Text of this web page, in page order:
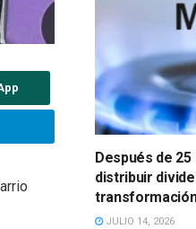
Después de
distribuir
JULIO 14, 2026